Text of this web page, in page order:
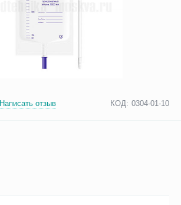
Написать отзыв КОД: 0304-01-10